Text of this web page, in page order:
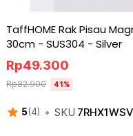
TaffHOME Rak Pisau
30cm - SUS304 - Silver
5(4) • SKU 7RHX1WSV
Rp49.300
Rp82.900 41%